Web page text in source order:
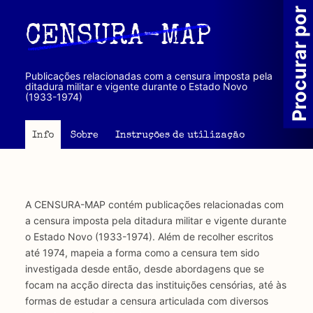
principal
CENSURA-MAP
Publicações relacionadas com a censura imposta pela
ditadura militar e vigente durante o Estado Novo
(1933-1974)
Info Sobre Instruções de utilização
A CENSURA-MAP contém publicações relacionadas com
a censura imposta pela ditadura militar e vigente durante
o Estado Novo (1933-1974). Além de recolher escritos
até 1974, mapeia a forma como a censura tem sido
investigada desde então, desde abordagens que se
focam na acção directa das instituições censórias, até às
formas de estudar a censura articulada com diversos
Procurar por